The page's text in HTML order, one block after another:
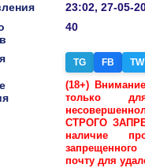
23:02, 27-05-
40
TG FB TW
(18+)
только
СТРОГО
наличие
почту для